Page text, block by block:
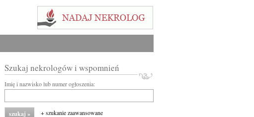
Szukaj nekrologów i wspomnień
Imię i nazwisko lub numer ogłoszenia:
+ szukanie zaawansowane